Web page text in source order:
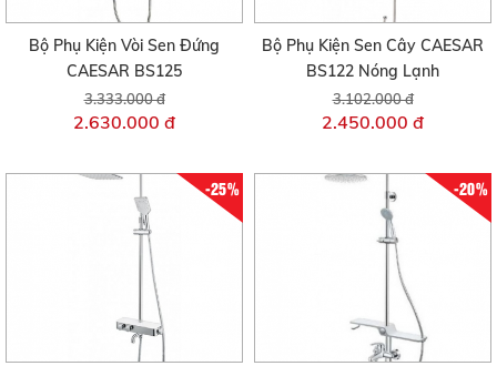
Bộ Phụ Kiện Vòi Sen Đứng
CAESAR BS125
3.333.000 đ
2.630.000 đ
Bộ Phụ Kiện Sen Cây CAESAR
BS122 Nóng Lạnh
3.102.000 đ
2.450.000 đ
-25% -20%